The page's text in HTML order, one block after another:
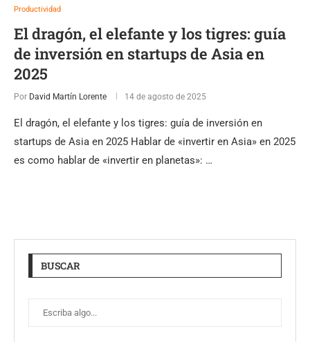
Productividad
El dragón, el elefante y los tigres: guía
de inversión en startups de Asia en
2025
Por David Martín Lorente 14 de agosto de 2025
El dragón, el elefante y los tigres: guía de inversión en
startups de Asia en 2025 Hablar de «invertir en Asia» en 2025
es como hablar de «invertir en planetas»: …
BUSCAR